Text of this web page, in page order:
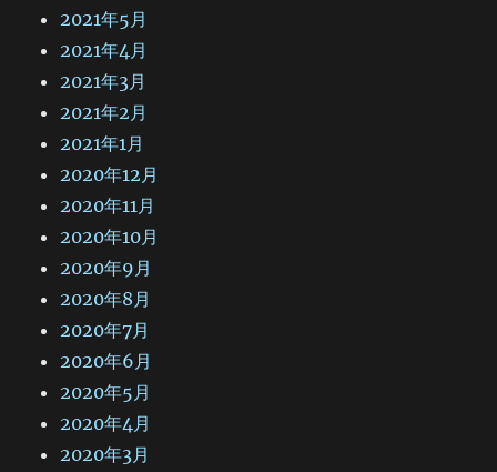
2021年5月
2021年4月
2021年3月
2021年2月
2021年1月
2020年12月
2020年11月
2020年10月
2020年9月
2020年8月
2020年7月
2020年6月
2020年5月
2020年4月
2020年3月